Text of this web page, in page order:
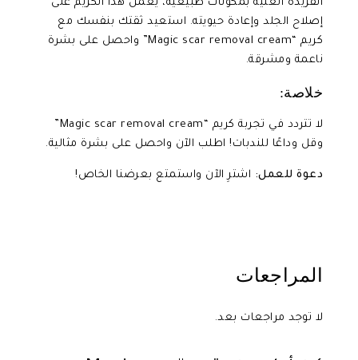
الفريدة الغنية بمكونات طبيعية، يعمل هذا الكريم على
إصلاح الجلد وإعادة حيويته. استعيد ثقتك بنفسك مع
كريم “Magic scar removal cream” واحصل على بشرة
ناعمة ومشرقة.
خلاصة:
لا تتردد في تجربة كريم “Magic scar removal cream”
وقل وداعًا للندبات! اطلب الآن واحصل على بشرة مثالية.
دعوة للعمل: اشترِ الآن واستمتع بعرضنا الخاص!
المراجعات
لا توجد مراجعات بعد.